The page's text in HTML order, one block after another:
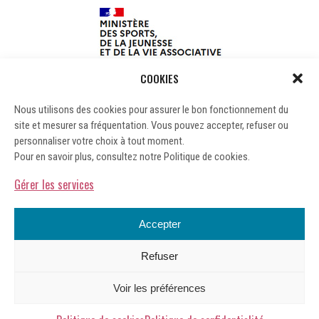
COOKIES
Nous utilisons des cookies pour assurer le bon fonctionnement du
site et mesurer sa fréquentation. Vous pouvez accepter, refuser ou
personnaliser votre choix à tout moment.
Pour en savoir plus, consultez notre Politique de cookies.
Gérer les services
Accepter
Refuser
Voir les préférences
Gérer les cookies